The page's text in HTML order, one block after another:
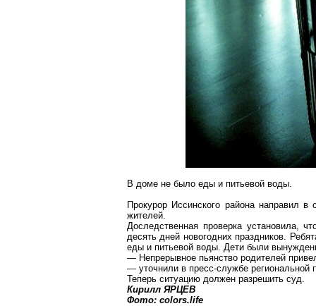
В доме не было еды и питьевой воды.
Прокурор Иссинского района направил в
жителей.
Доследственная проверка установила,
десять дней новогодних праздников.
еды и питьевой воды. Дети были
— Непрерывное пьянство родителей
— уточнили в пресс-службе региональной
Теперь ситуацию должен разрешить суд.
Кирилл ЯРЦЕВ
Фото: colors.life